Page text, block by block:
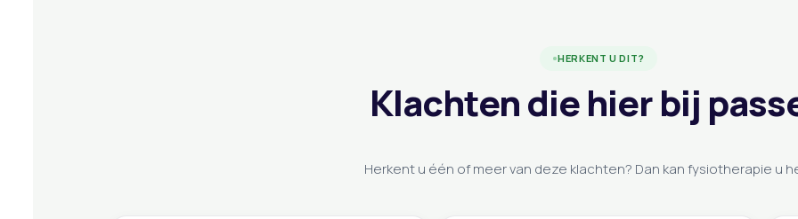
HERKENT U DIT?
Klachten die hier bij
Herkent u één of meer van deze klachten? Dan kan fysiotherapie u